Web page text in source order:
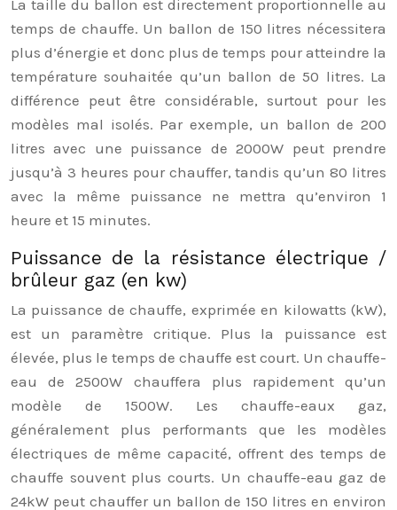
La taille du ballon est directement proportionnelle au
temps de chauffe. Un ballon de 150 litres nécessitera
plus d’énergie et donc plus de temps pour atteindre la
température souhaitée qu’un ballon de 50 litres. La
différence peut être considérable, surtout pour les
modèles mal isolés. Par exemple, un ballon de 200
litres avec une puissance de 2000W peut prendre
jusqu’à 3 heures pour chauffer, tandis qu’un 80 litres
avec la même puissance ne mettra qu’environ 1
heure et 15 minutes.
Puissance de la résistance électrique /
brûleur gaz (en kw)
La puissance de chauffe, exprimée en kilowatts (kW),
est un paramètre critique. Plus la puissance est
élevée, plus le temps de chauffe est court. Un chauffe-
eau de 2500W chauffera plus rapidement qu’un
modèle de 1500W. Les chauffe-eaux gaz,
généralement plus performants que les modèles
électriques de même capacité, offrent des temps de
chauffe souvent plus courts. Un chauffe-eau gaz de
24kW peut chauffer un ballon de 150 litres en environ